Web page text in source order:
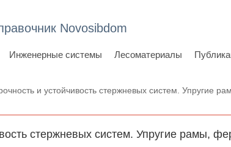
Novosibdom
Инженерные системы Лесоматериалы
и устойчивость стержневых систем. Упругие
стержневых систем. Упругие рамы,